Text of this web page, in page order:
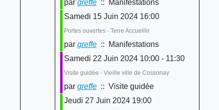
par greffe:: Manifestations
Samedi 15 Juin 2024 16:00
Portes ouvertes - Terre Accueillir
par greffe:: Manifestations
Samedi 22 Juin 2024 10:00 - 11:30
Visite guidée - Vieille ville de Cossonay
par greffe:: Visite guidée
Jeudi 27 Juin 2024 19:00